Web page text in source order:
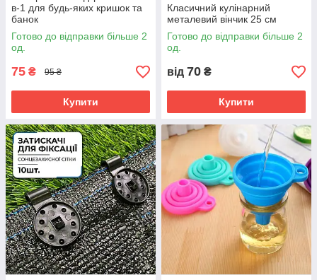
в-1 для будь-яких кришок та
банок
Готово до відправки більше 2
од.
75 ₴ 95 ₴
Купити
Класичний кулінарний
металевий вінчик 25 см
Готово до відправки більше 2
од.
від 70 ₴
Купити